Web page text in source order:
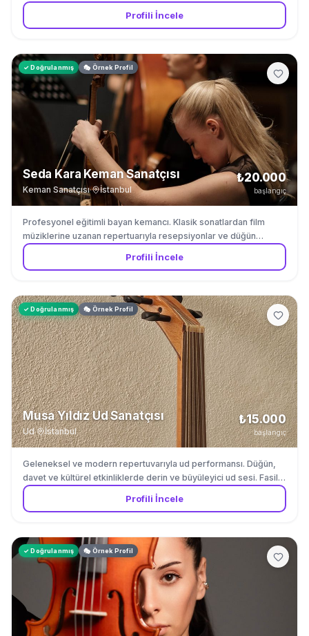
Profili İncele
✓ Doğrulanmış 🎭 Örnek Profil
Seda Kara Keman Sanatçısı
Keman Sanatçısı· İstanbul
₺20.000
başlangıç
Profesyonel eğitimli bayan kemancı. Klasik sonatlardan film
müziklerine uzanan repertuarıyla resepsiyonlar ve düğün
törenleri için. Fasil muzigi ve Turk muzigi repertuvarinda
uzmandir.
Profili İncele
✓ Doğrulanmış 🎭 Örnek Profil
Musa Yıldız Ud Sanatçısı
Ud· İstanbul
₺15.000
başlangıç
Geleneksel ve modern repertuvarıyla ud performansı. Düğün,
davet ve kültürel etkinliklerde derin ve büyüleyici ud sesi. Fasil
muzigi ve Turk muzigi repertuvarinda uzmandir.
Profili İncele
✓ Doğrulanmış 🎭 Örnek Profil